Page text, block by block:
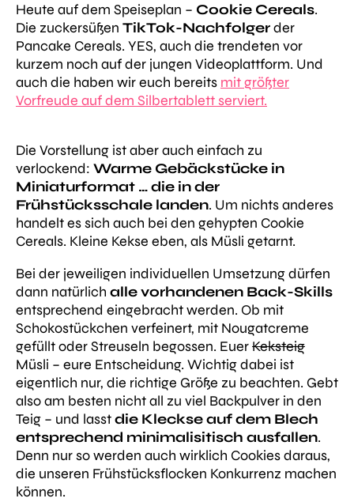
Heute auf dem Speiseplan – Cookie Cereals.
Die zuckersüßen TikTok-Nachfolgerder
Pancake Cereals. YES, auch die trendeten vor
kurzem noch auf der jungen Videoplattform. Und
auch die haben wir euch bereits mit größter
Vorfreude auf dem Silbertablett serviert.
Die Vorstellung ist aber auch einfach zu
verlockend: Warme Gebäckstücke in
Miniaturformat … die in der
Frühstücksschale landen. Um nichts anderes
handelt es sich auch bei den gehypten Cookie
Cereals. Kleine Kekse eben, als Müsli getarnt.
Bei der jeweiligen individuellen Umsetzung dürfen
dann natürlich alle vorhandenen Back-Skills
entsprechend eingebracht werden. Ob mit
Schokostückchen verfeinert, mit Nougatcreme
gefüllt oder Streuseln begossen. EuerKeksteig
Müsli – eure Entscheidung. Wichtig dabei ist
eigentlich nur, die richtige Größe zu beachten. Gebt
also am besten nicht all zu viel Backpulver in den
Teig – und lasstdie Kleckse auf dem Blech
entsprechend minimalisitisch ausfallen.
Denn nur so werden auch wirklich Cookies daraus,
die unseren Frühstücksflocken Konkurrenz machen
können.